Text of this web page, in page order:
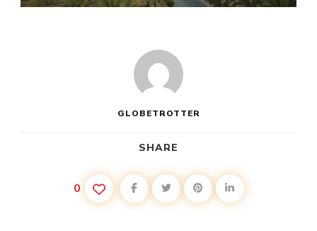
GLOBETROTTER
SHARE
0